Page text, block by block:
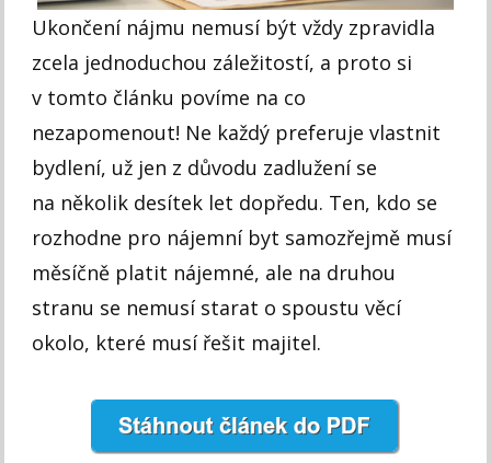
Ukončení nájmu nemusí být vždy zpravidla
zcela jednoduchou záležitostí, a proto si
v tomto článku povíme na co
nezapomenout! Ne každý preferuje vlastnit
bydlení, už jen z důvodu zadlužení se
na několik desítek let dopředu. Ten, kdo se
rozhodne pro nájemní byt samozřejmě musí
měsíčně platit nájemné, ale na druhou
stranu se nemusí starat o spoustu věcí
okolo, které musí řešit majitel.